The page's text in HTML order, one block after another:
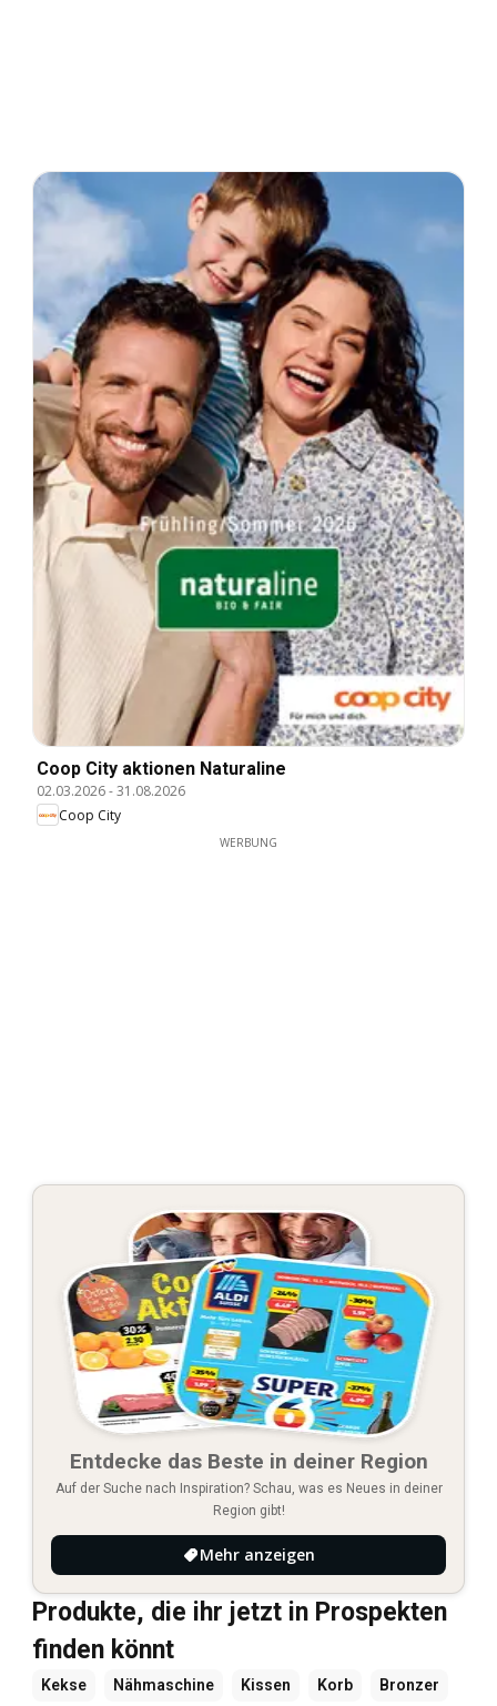
Coop City aktionen Naturaline
02.03.2026-31.08.2026
Coop City
WERBUNG
Entdecke das Beste in deiner Region
Auf der Suche nach Inspiration? Schau, was es Neues in deiner
Region gibt!
Mehr anzeigen
Produkte, die ihr jetzt in Prospekten
finden könnt
Kekse Nähmaschine Kissen Korb Bronzer